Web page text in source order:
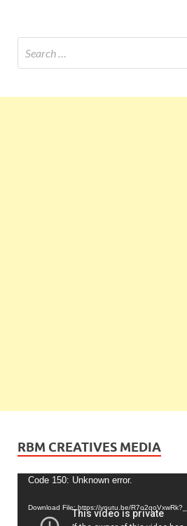
RBM CREATIVES MEDIA
Video
Code 150: Unknown error.
Download File: https://youtu.be/